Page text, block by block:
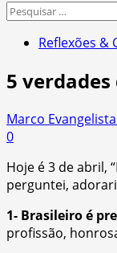
Pesquisar
Reflexões &
5
Marco Evangelista
0
Hoje é 3 de abril,
perguntei,
1- Brasileiro é
profissão,